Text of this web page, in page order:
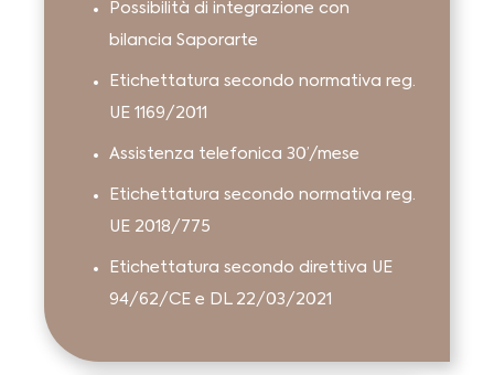
Possibilità di integrazione con
bilancia Saporarte
Etichettatura secondo normativa reg.
UE 1169/2011
Assistenza telefonica 30’/mese
Etichettatura secondo normativa reg.
UE 2018/775
Etichettatura secondo direttiva UE
94/62/CE e DL 22/03/2021